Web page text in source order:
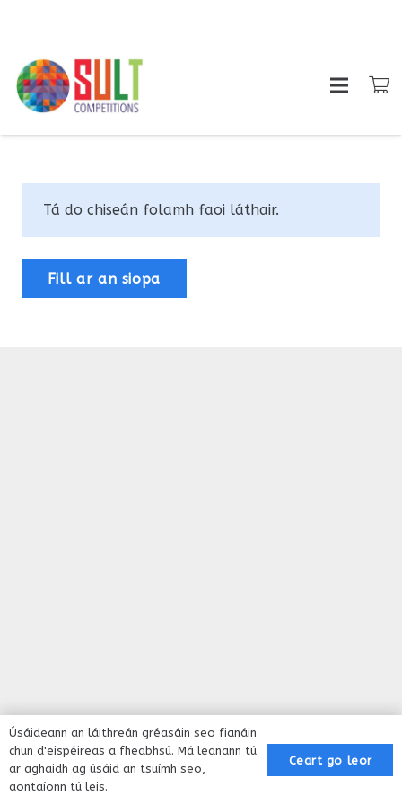
Tá do chiseán folamh faoi láthair.
Fill ar an siopa
Úsáideann an láithreán gréasáin seo fianáin
chun d'eispéireas a fheabhsú. Má leanann tú
ar aghaidh ag úsáid an tsuímh seo,
aontaíonn tú leis.
Ceart go leor